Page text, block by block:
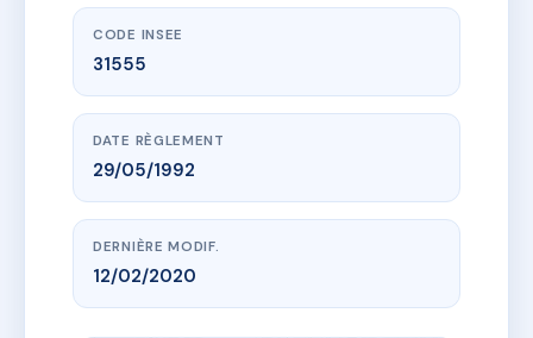
CODE INSEE
31555
DATE RÈGLEMENT
29/05/1992
DERNIÈRE MODIF.
12/02/2020